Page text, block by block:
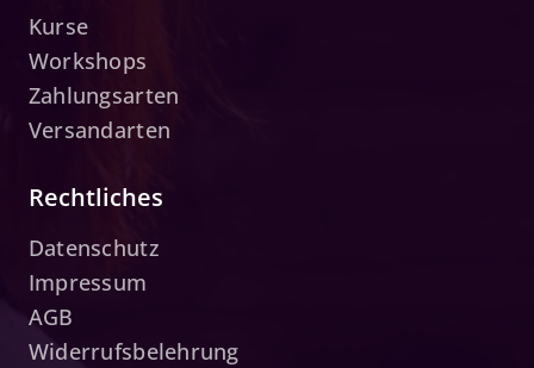
Kurse
Workshops
Zahlungsarten
Versandarten
Rechtliches
Datenschutz
Impressum
AGB
Widerrufsbelehrung